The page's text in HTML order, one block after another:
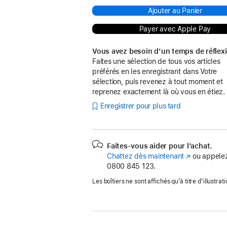
Ajouter au Panier
Payer avec Apple Pay
Vous avez besoin d’un temps de
Faites une sélection de tous vos articles
préférés en les enregistrant dans Votre
sélection, puis revenez à tout moment et
reprenez exactement là où vous en étiez.
Enregistrer pour plus tard
Faites-vous aider pour l’achat.
Chattez dès maintenant (s’ouvre
nouvelle
ou
0800 845 123.
Les boîtiers ne sont affichés qu’à titre